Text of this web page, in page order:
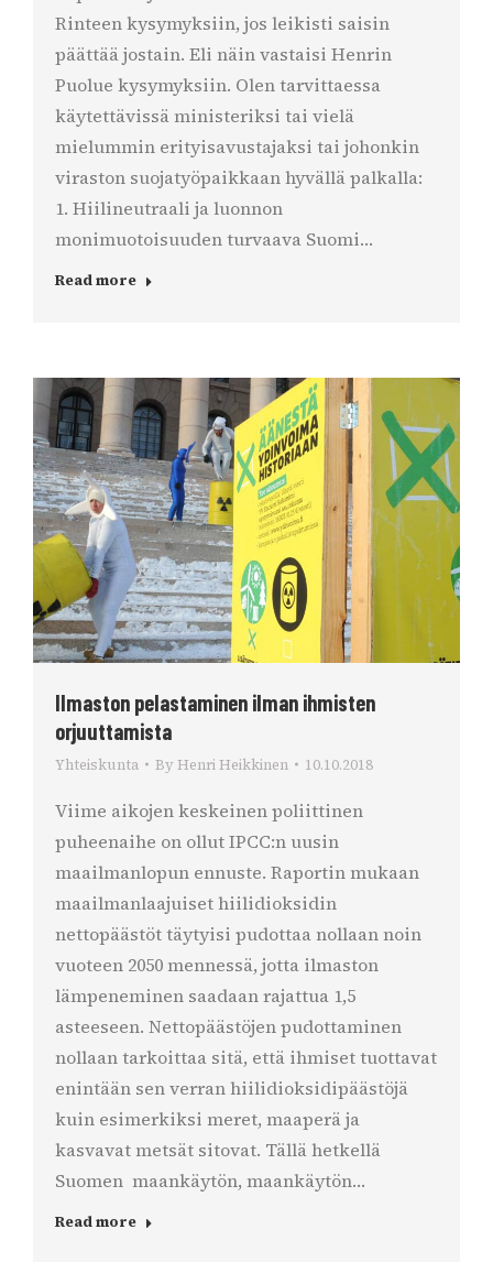
Rinteen kysymyksiin, jos leikisti saisin
päättää jostain. Eli näin vastaisi Henrin
Puolue kysymyksiin. Olen tarvittaessa
käytettävissä ministeriksi tai vielä
mielummin erityisavustajaksi tai johonkin
viraston suojatyöpaikkaan hyvällä palkalla:
1. Hiilineutraali ja luonnon
monimuotoisuuden turvaava Suomi…
Read more
Ilmaston pelastaminen ilman ihmisten
orjuuttamista
Yhteiskunta By Henri Heikkinen 10.10.2018
Viime aikojen keskeinen poliittinen
puheenaihe on ollut IPCC:n uusin
maailmanlopun ennuste. Raportin mukaan
maailmanlaajuiset hiilidioksidin
nettopäästöt täytyisi pudottaa nollaan noin
vuoteen 2050 mennessä, jotta ilmaston
lämpeneminen saadaan rajattua 1,5
asteeseen. Nettopäästöjen pudottaminen
nollaan tarkoittaa sitä, että ihmiset tuottavat
enintään sen verran hiilidioksidipäästöjä
kuin esimerkiksi meret, maaperä ja
kasvavat metsät sitovat. Tällä hetkellä
Suomen maankäytön, maankäytön…
Read more